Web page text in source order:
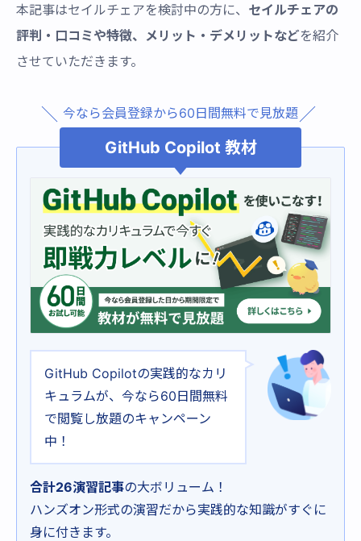
本記事はセイルチェアを検討中の方に、 セイルチェアの
評判・口コミや特徴、メリット・デメリットなどを紹介
させていただきます。
今なら会員登録から60日間無料で見放題
GitHub Copilot 教材
GitHub Copilotの実践的なカリ
キュラムが、今なら60日間無料
で閲覧し放題のキャンペーン
中！
合計26演習記事の大ボリューム！
ハンズオン形式の演習だから実践的な知識がすぐに
身に付きます。